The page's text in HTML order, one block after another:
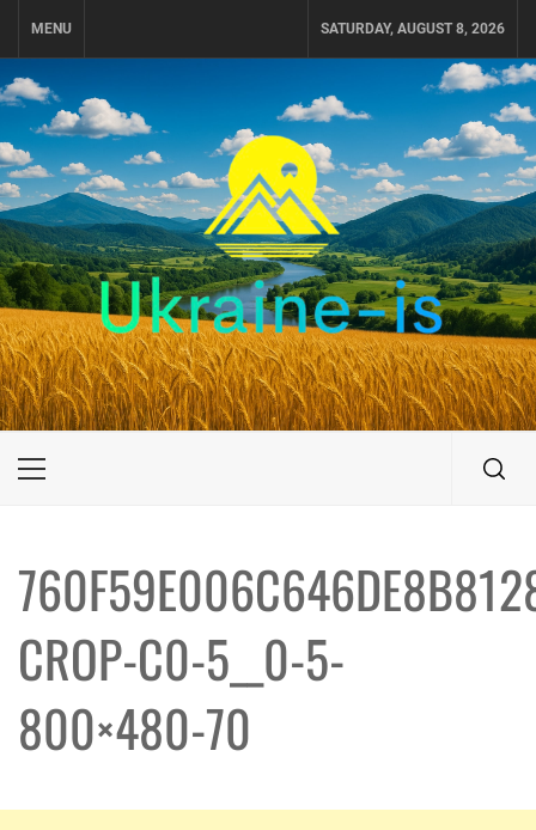
MENU SATURDAY, AUGUST 8, 2026
UKRAINE-IS
ПОДОРОЖI ПО УКРАЇНІ
Primary
CROP-C0-5__0-5-
800×480-70